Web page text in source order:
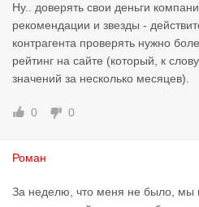
Ну.. доверять свои деньги
рекомендации и звезды -
контрагента проверять нужно
рейтинг на сайте (который, к
значений за несколько месяцев).
0 0
Роман
За неделю, что меня не было, мы